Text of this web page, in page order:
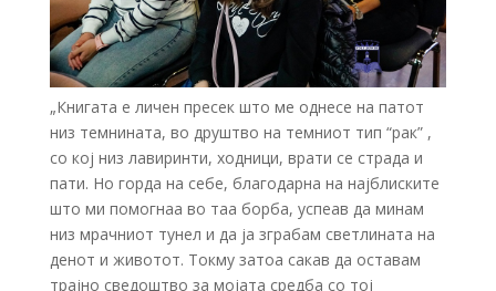
„Книгата е личен пресек што ме однесе на патот
низ темнината, во друштво на темниот тип “рак” ,
со кој низ лавиринти, ходници, врати се страда и
пати. Но горда на себе, благодарна на најблиските
што ми помогнаа во таа борба, успеав да минам
низ мрачниот тунел и да ја зграбам светлината на
денот и животот. Токму затоа сакав да оставам
трајно сведоштво за мојата средба со тој